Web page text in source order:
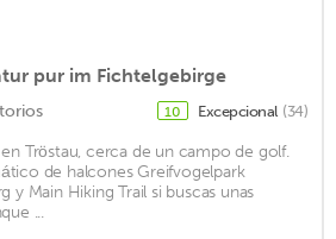
pur im Fichtelgebirge
10 Excepcional (34)
Tröstau, cerca de un campo de golf.
de halcones Greifvogelpark
y Main Hiking Trail si buscas unas
...